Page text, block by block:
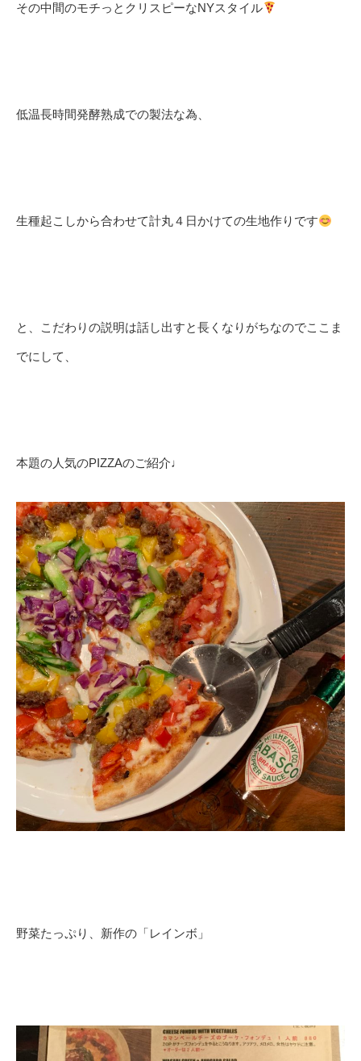
その中間のモチっとクリスピーなNYスタイル
低温長時間発酵熟成での製法な為、
生種起こしから合わせて計丸４日かけての生地作りです
と、こだわりの説明は話し出すと長くなりがちなのでここま
でにして、
本題の人気のPIZZAのご紹介♩
野菜たっぷり、新作の「レインボ」